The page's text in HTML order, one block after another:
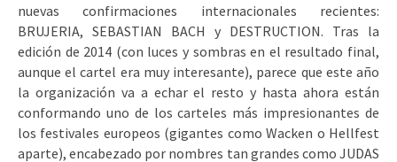
nuevas confirmaciones internacionales recientes:
BRUJERIA, SEBASTIAN BACH y DESTRUCTION. Tras la
edición de 2014 (con luces y sombras en el resultado final,
aunque el cartel era muy interesante), parece que este año
la organización va a echar el resto y hasta ahora están
conformando uno de los carteles más impresionantes de
los festivales europeos (gigantes como Wacken o Hellfest
aparte), encabezado por nombres tan grandes como JUDAS